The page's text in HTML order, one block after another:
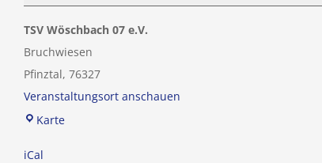
Spieltag
TSV Wöschbach 07 e.V.
Bruchwiesen
Pfinztal, 76327
Veranstaltungsort anschauen
KarteTSV
iCal